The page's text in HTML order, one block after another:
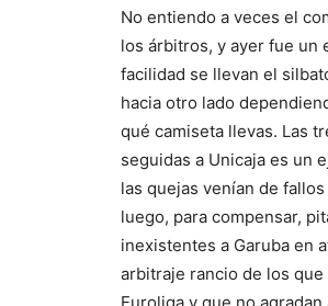
No entiendo a veces el
los árbitros, y ayer fue un
facilidad se llevan el
hacia otro lado
qué camiseta llevas. Las
seguidas a Unicaja es un
las quejas venían de
luego, para compensar,
inexistentes a Garuba en
arbitraje rancio de los que